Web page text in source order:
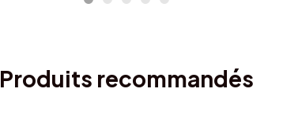
Produits recommandés